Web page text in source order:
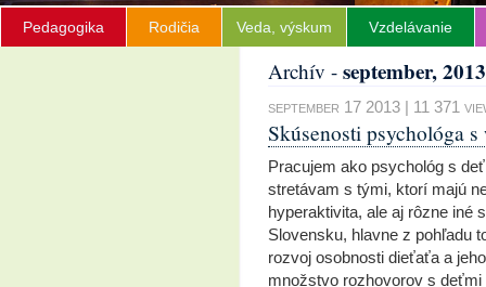
Pedagogika Rodičia Veda, výskum Vzdelávanie
Archív - september, 2013
september 17 2013 | 11 371
Skúsenosti psychológa
Pracujem ako psychológ s
stretávam s tými, ktorí majú
hyperaktivita, ale aj rôzne iné
Slovensku, hlavne z pohľadu
rozvoj osobnosti dieťaťa a
množstvo rozhovorov s